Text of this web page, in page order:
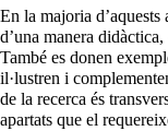
En la majoria d’aquests
d’una manera didàctica,
També es donen
il·lustren i
de la recerca és
apartats que el